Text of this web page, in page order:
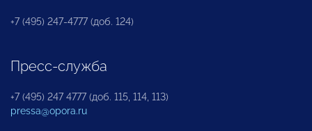
+7 (495) 247-4777 (доб. 124)
Пресс-служба
+7 (495) 247 4777 (доб. 115, 114, 113)
pressa@opora.ru